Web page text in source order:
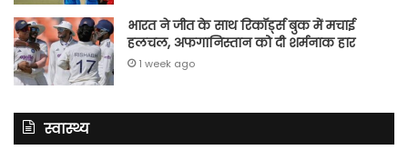
भारत ने जीत के साथ रिकॉर्ड्स बुक में मचाई
हलचल, अफगानिस्तान को दी शर्मनाक हार
1 week ago
स्वास्थ्य